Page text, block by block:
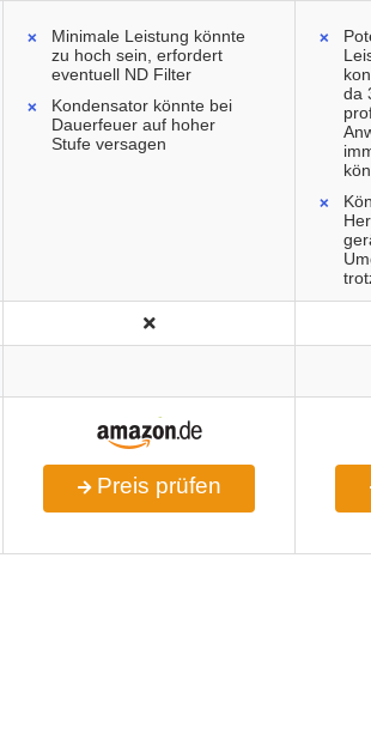
Minimale Leistung könnte
zu hoch sein, erfordert
eventuell ND Filter
Kondensator könnte bei
Dauerfeuer auf hoher
Stufe versagen
da
Preis prüfen